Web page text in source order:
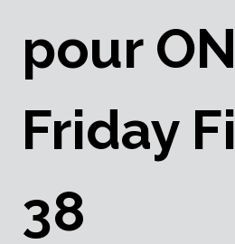
pour
Friday
38